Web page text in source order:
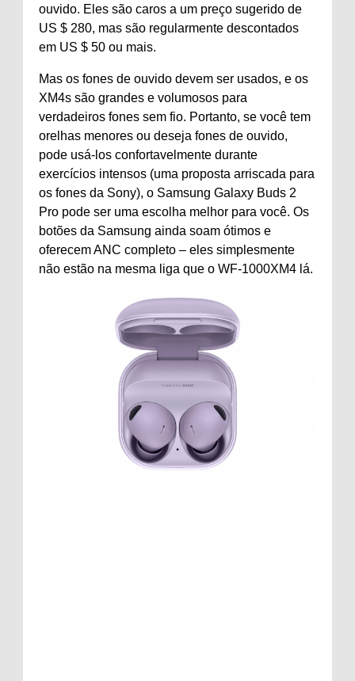
ouvido. Eles são caros a um preço sugerido de
US $ 280, mas são regularmente descontados
em US $ 50 ou mais.
Mas os fones de ouvido devem ser usados, e os
XM4s são grandes e volumosos para
verdadeiros fones sem fio. Portanto, se você tem
orelhas menores ou deseja fones de ouvido,
pode usá-los confortavelmente durante
exercícios intensos (uma proposta arriscada para
os fones da Sony), o Samsung Galaxy Buds 2
Pro pode ser uma escolha melhor para você. Os
botões da Samsung ainda soam ótimos e
oferecem ANC completo – eles simplesmente
não estão na mesma liga que o WF-1000XM4 lá.